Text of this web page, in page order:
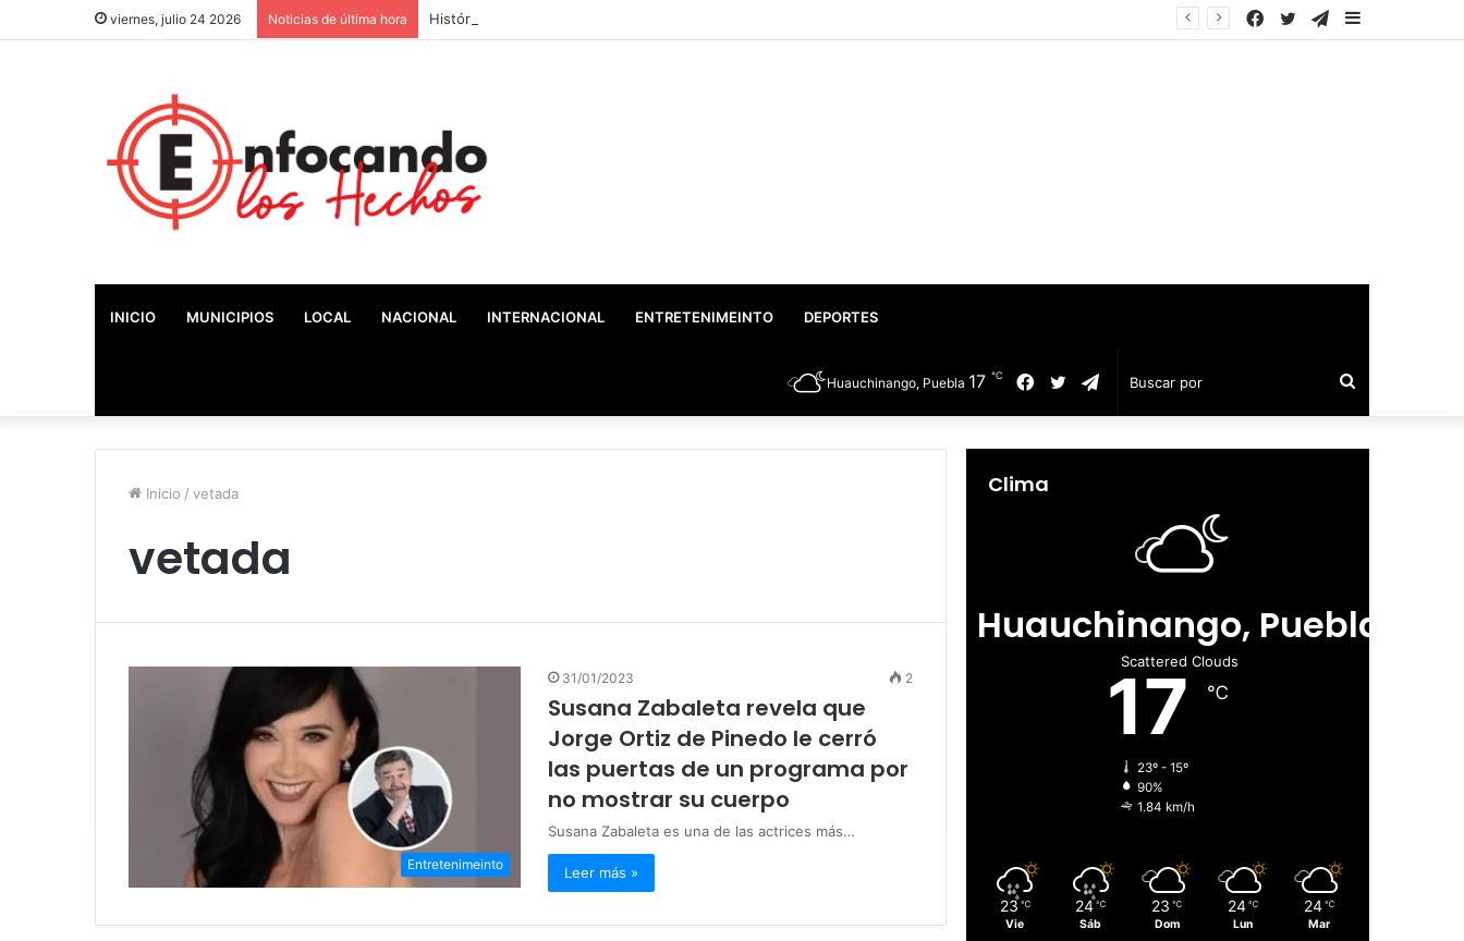
viernes, julio 24 2026 Noticias de última hora Histórico: Gobierno Federal y Estatal inician el rescate integral del Lago de Valsequillo
Barra
Telegram
Twitter
Facebook
INICIO MUNICIPIOS LOCAL NACIONAL INTERNACIONAL ENTRETENIMEINTO DEPORTES
Buscar
por
Telegram
Twitter
Facebook
Huauchinango, Puebla 17 ℃
Inicio / vetada
vetada
Entretenimeinto
31/01/2023 2
Susana Zabaleta revela que
Jorge Ortiz de Pinedo le cerró
las puertas de un programa por
no mostrar su cuerpo
Susana Zabaleta es una de las actrices más…
Leer más »
Clima
Huauchinango, Puebla
Scattered Clouds
17 ℃
23º - 15º
90%
1.84 km/h
23 ℃
Vie
24 ℃
Sáb
23 ℃
Dom
24 ℃
Lun
24 ℃
Mar